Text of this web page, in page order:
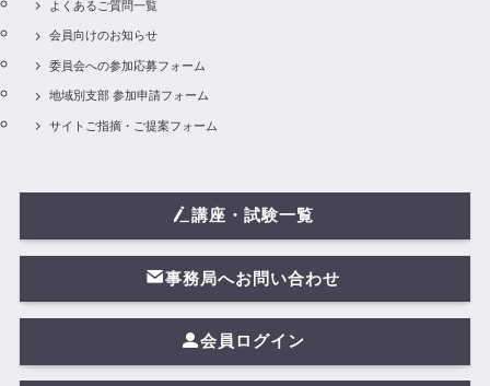
よくあるご質問一覧
会員向けのお知らせ
委員会への参加応募フォーム
地域別支部 参加申請フォーム
サイトご指摘・ご提案フォーム
講座・試験一覧
事務局へお問い合わせ
会員ログイン